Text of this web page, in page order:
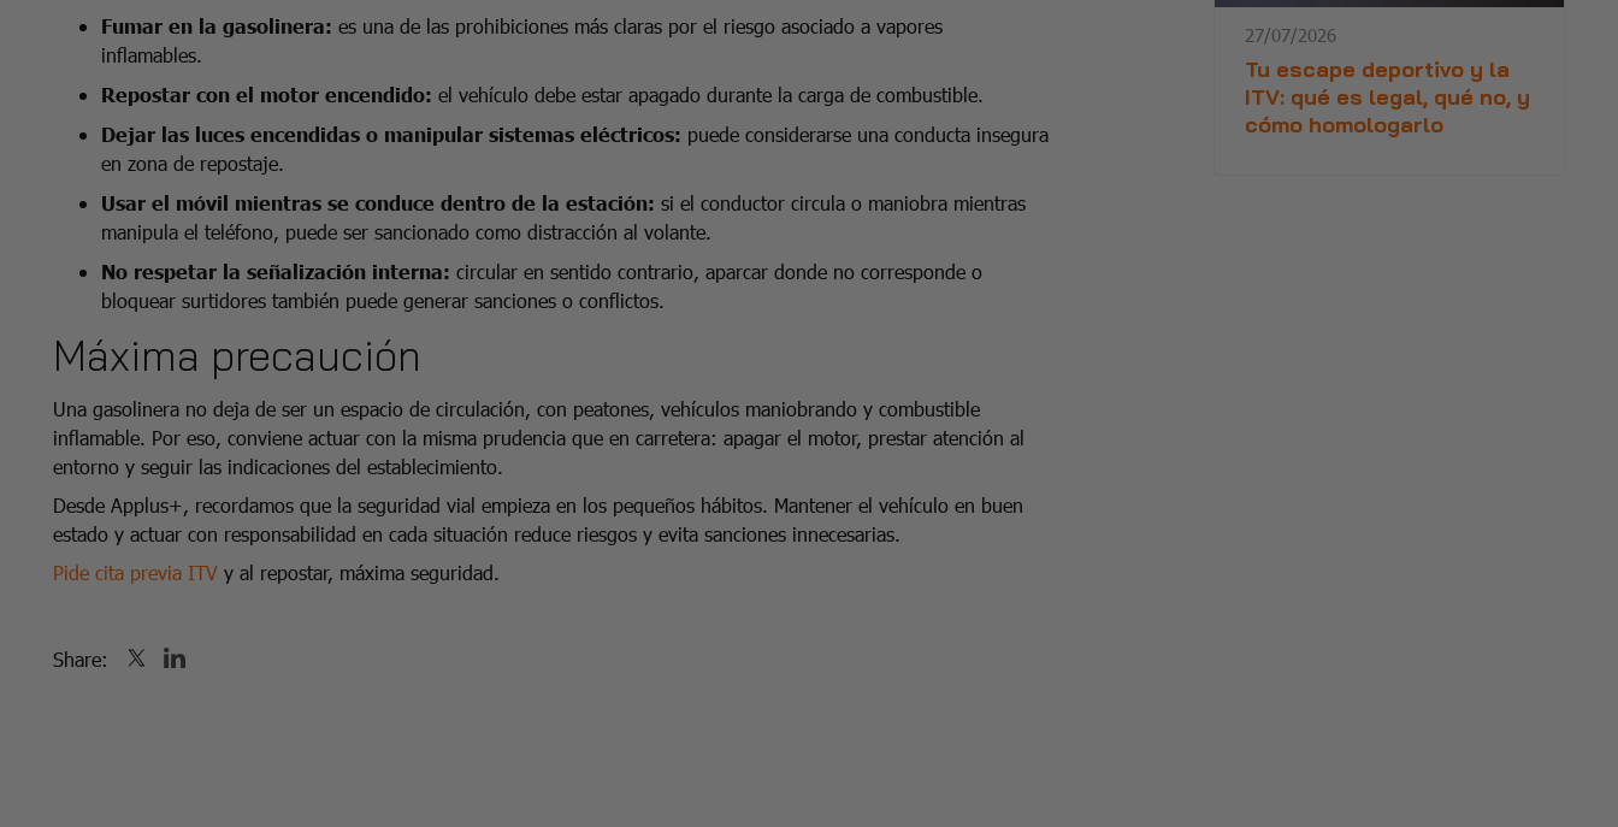
Fumar en la gasolinera: es una de las prohibiciones más claras por el riesgo asociado a vapores
inflamables.
Repostar con el motor encendido: el vehículo debe estar apagado durante la carga de combustible.
Dejar las luces encendidas o manipular sistemas eléctricos: puede considerarse una conducta insegura
en zona de repostaje.
Usar el móvil mientras se conduce dentro de la estación: si el conductor circula o maniobra mientras
manipula el teléfono, puede ser sancionado como distracción al volante.
No respetar la señalización interna: circular en sentido contrario, aparcar donde no corresponde o
bloquear surtidores también puede generar sanciones o conflictos.
Máxima precaución
Una gasolinera no deja de ser un espacio de circulación, con peatones, vehículos maniobrando y combustible
inflamable. Por eso, conviene actuar con la misma prudencia que en carretera: apagar el motor, prestar atención al
entorno y seguir las indicaciones del establecimiento.
Desde Applus+, recordamos que la seguridad vial empieza en los pequeños hábitos. Mantener el vehículo en buen
estado y actuar con responsabilidad en cada situación reduce riesgos y evita sanciones innecesarias.
Pide cita previa ITV y al repostar, máxima seguridad.
Share:
27/07/2026
Tu escape deportivo y la
ITV: qué es legal, qué no, y
cómo homologarlo